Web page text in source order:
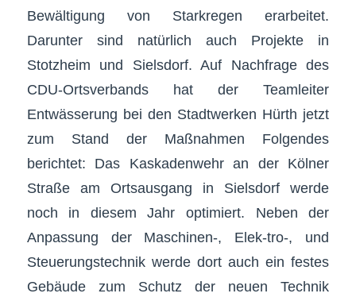
Bewältigung von Starkregen erarbeitet.
Darunter sind natürlich auch Projekte in
Stotzheim und Sielsdorf. Auf Nachfrage des
CDU-Ortsverbands hat der Teamleiter
Entwässerung bei den Stadtwerken Hürth jetzt
zum Stand der Maßnahmen Folgendes
berichtet: Das Kaskadenwehr an der Kölner
Straße am Ortsausgang in Sielsdorf werde
noch in diesem Jahr optimiert. Neben der
Anpassung der Maschinen-, Elek-tro-, und
Steuerungstechnik werde dort auch ein festes
Gebäude zum Schutz der neuen Technik